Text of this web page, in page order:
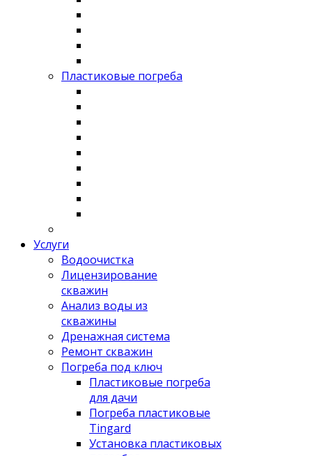
Пластиковые погреба
Услуги
Водоочистка
Лицензирование
скважин
Анализ воды из
скважины
Дренажная система
Ремонт скважин
Погреба под ключ
Пластиковые погреба
для дачи
Погреба пластиковые
Tingard
Установка пластиковых